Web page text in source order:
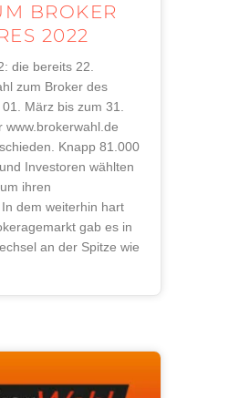
BROKER
2022
die bereits 22.
zum Broker des
März bis zum 31.
www.brokerwahl.de
Knapp 81.000
Investoren wählten
ihren
dem weiterhin hart
gab es in
an der Spitze wie